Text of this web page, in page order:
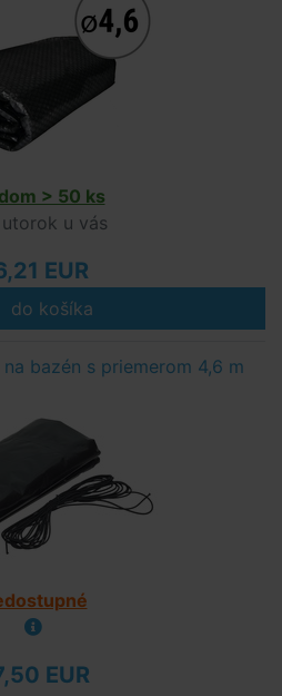
> 50 ks
u vás
EUR
do košíka
bazén s priemerom 4,6 m
EUR